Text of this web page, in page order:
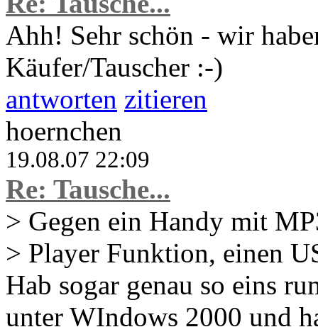
Ahh! Sehr schön - wir
Käufer/Tauscher :-)
antworten zitieren
hoernchen
19.08.07 22:09
Re: Tausche...
> Gegen ein Handy mit
> Player Funktion, einen
Hab sogar genau so eins
unter WIndows 2000 und